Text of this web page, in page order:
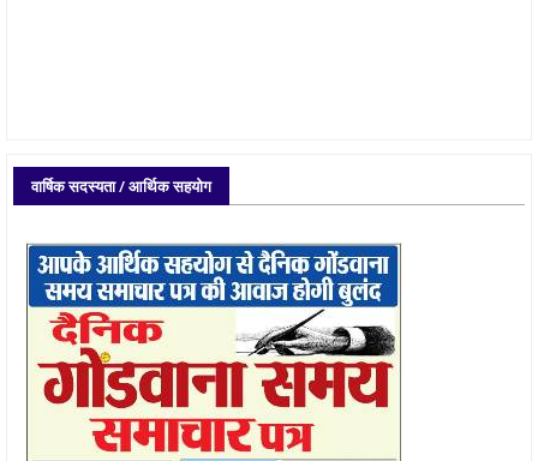
वार्षिक सदस्यता / आर्थिक सहयोग